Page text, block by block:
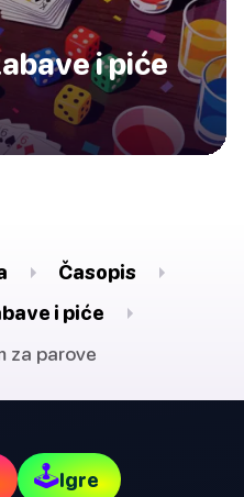
i piće
Časopis
i piće
za parove
🕹Igre